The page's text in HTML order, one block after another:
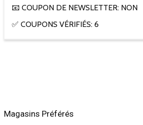
📧 COUPON DE NEWSLETTER: NON
✅ COUPONS VÉRIFIÉS: 6
Magasins Préférés